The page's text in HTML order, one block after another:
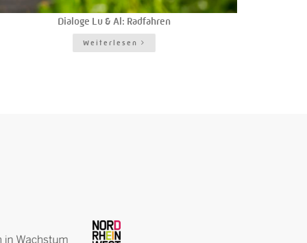
Dialoge Lu & Al: Radfahren
Weiterlesen